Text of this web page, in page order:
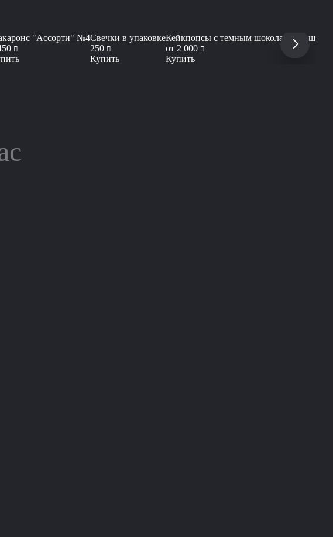
"Ассорти" №4
руб
Свечки в упаковке
250 руб
Купить
Кейкпопсы с темным шоколадом и
от 2 000 руб
Купить